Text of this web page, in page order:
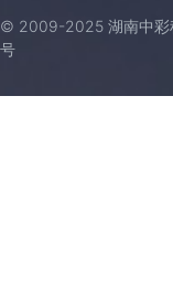
© 2009-2025 湖南中彩
号